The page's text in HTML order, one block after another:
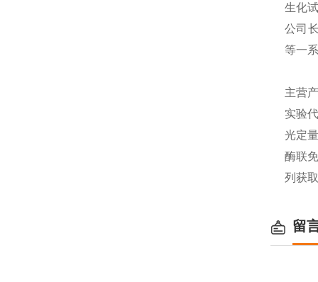
生化
公司
等一
主营
实验
光定
酶联
列获
留